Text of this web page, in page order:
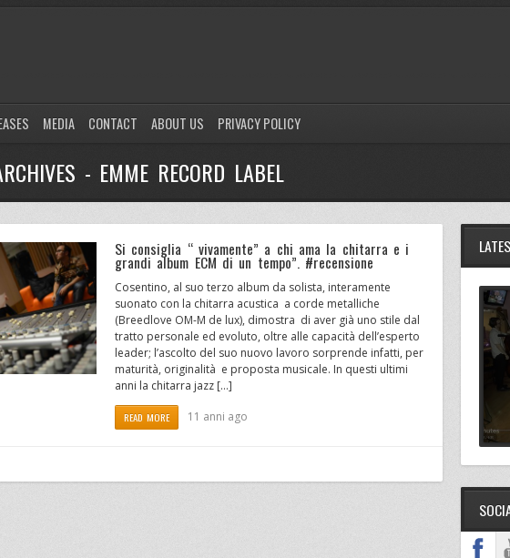
MEDIA CONTACT ABOUT US PRIVACY POLICY
- EMME RECORD LABEL
Si consiglia “ vivamente” a chi ama la chitarra e i
grandi album ECM di un tempo”. #recensione
Cosentino, al suo terzo album da solista, interamente
suonato con la chitarra acustica a corde metalliche
(Breedlove OM-M de lux), dimostra di aver già uno stile dal
tratto personale ed evoluto, oltre alle capacità dell’esperto
leader; l’ascolto del suo nuovo lavoro sorprende infatti, per
maturità, originalità e proposta musicale. In questi ultimi
anni la chitarra jazz […]
READ MORE 11 anni ago